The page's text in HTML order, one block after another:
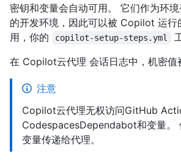
密钥和变量会自动可用。 它们作为环
的开发环境，因此可以被 Copilot 运行
用，你的
copilot-setup-steps.yml
在 Copilot云代理 会话日志中，机密值
注意
Copilot云代理无权访问GitHub
CodespacesDependabot和变量。
变量传递给代理。